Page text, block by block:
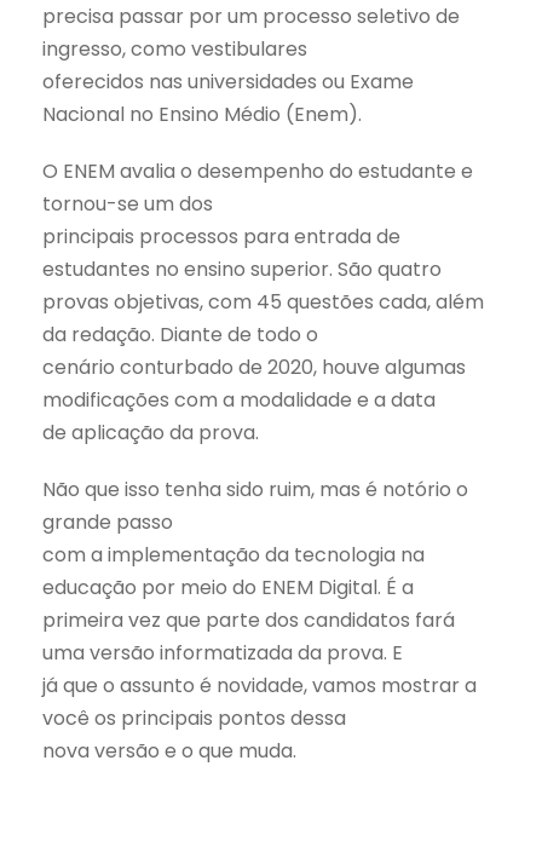
precisa passar por um processo seletivo de
ingresso, como vestibulares
oferecidos nas universidades ou Exame
Nacional no Ensino Médio (Enem).
O ENEM avalia o desempenho do estudante e
tornou-se um dos
principais processos para entrada de
estudantes no ensino superior. São quatro
provas objetivas, com 45 questões cada, além
da redação. Diante de todo o
cenário conturbado de 2020, houve algumas
modificações com a modalidade e a data
de aplicação da prova.
Não que isso tenha sido ruim, mas é notório o
grande passo
com a implementação da tecnologia na
educação por meio do ENEM Digital. É a
primeira vez que parte dos candidatos fará
uma versão informatizada da prova. E
já que o assunto é novidade, vamos mostrar a
você os principais pontos dessa
nova versão e o que muda.